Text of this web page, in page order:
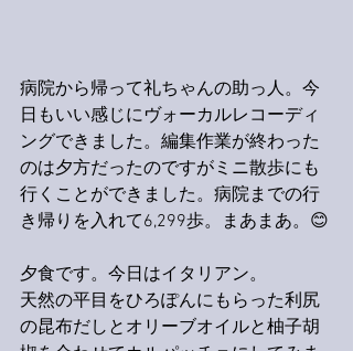
病院から帰って礼ちゃんの助っ人。今
日もいい感じにヴォーカルレコーディ
ングできました。編集作業が終わった
のは夕方だったのですがミニ散歩にも
行くことができました。病院までの行
き帰りを入れて6,299歩。まあまあ。😊
夕食です。今日はイタリアン。
天然の平目をひろぽんにもらった利尻
の昆布だしとオリーブオイルと柚子胡